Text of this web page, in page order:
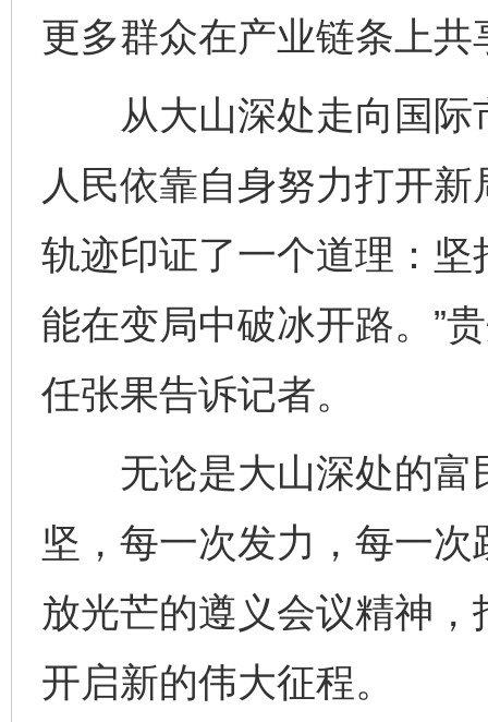
更多群众在产业链条上共
从大山深处走向国际
人民依靠自身努力打开
轨迹印证了一个道理：
能在变局中破冰开路。”
任张果告诉记者。
无论是大山深处的富
坚，每一次发力，每一
放光芒的遵义会议精神
开启新的伟大征程。